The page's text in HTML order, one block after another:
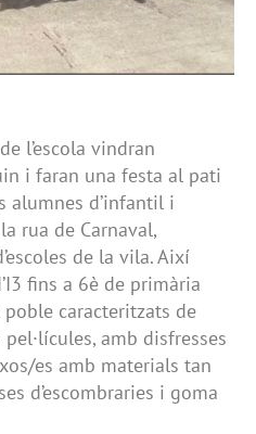
l’escola vindran
i faran una festa al pati
alumnes d’infantil i
rua de Carnaval,
de la vila. Així
fins a 6è de primària
caracteritzats de
amb disfresses
es amb materials tan
d’escombraries i goma